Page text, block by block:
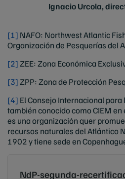
Ignacio Urcola,
[1] NAFO: Northwest Atlantic
Organización de Pesquerías del
[2]ZEE: Zona Económica
[3]ZPP: Zona de Protección
[4] El Consejo Internacional
también conocido como CIEM en
es una organización quer
recursos naturales del Atlántico
1902 y tiene sede en
NdP-segunda-